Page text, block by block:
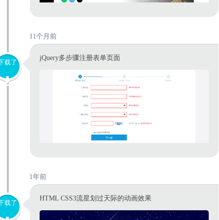
11个月前
载了
jQuery多步骤注册表单页面
1年前
载了
HTML CSS3流星划过天际的动画效果